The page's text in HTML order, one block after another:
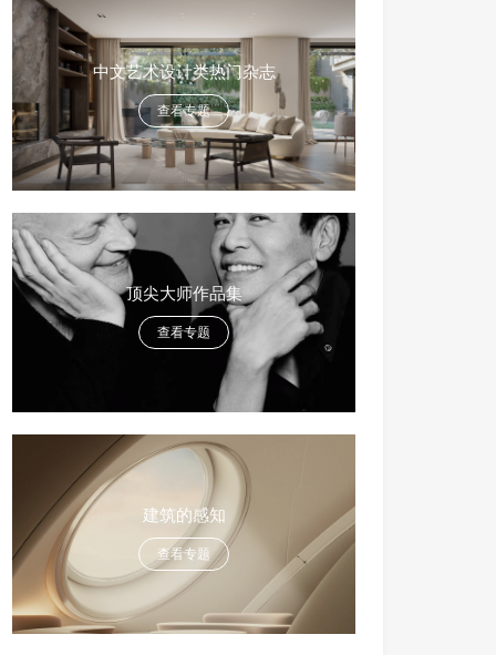
中文艺术设计类热门杂志
查看专题
顶尖大师作品集
查看专题
建筑的感知
查看专题